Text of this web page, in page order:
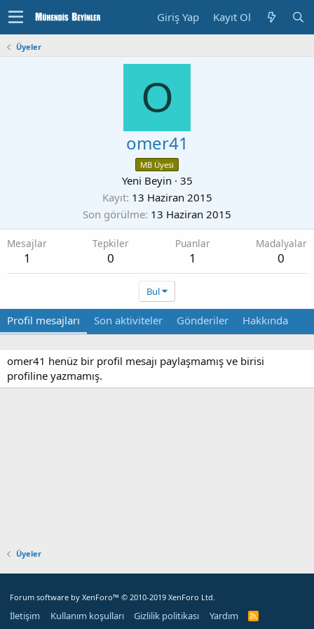
Giriş Yap Kayıt Ol
Üyeler
O
omer41
MB Üyesi
Yeni Beyin · 35
Kayıt 13 Haziran 2015
Son görülme 13 Haziran 2015
Mesajlar
1
Tepkiler
0
Puanlar
1
Madalyalar
0
Bul
Profil mesajları Son aktiviteler Gönderiler Hakkında
omer41 henüz bir profil mesajı paylaşmamış ve birisi
profiline yazmamış.
Üyeler
Forum software by XenForo™ © 2010-2019 XenForo Ltd.
İletişim Kullanım koşulları Gizlilik politikası Yardım
R